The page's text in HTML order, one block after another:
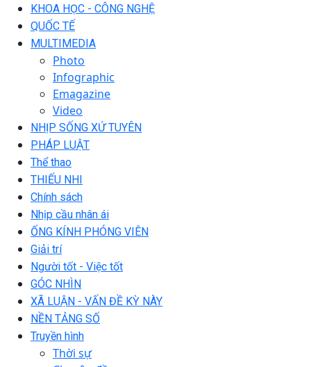
KHOA HỌC - CÔNG NGHỆ
QUỐC TẾ
MULTIMEDIA
Photo
Infographic
Emagazine
Video
NHỊP SỐNG XỨ TUYÊN
PHÁP LUẬT
Thể thao
THIẾU NHI
Chính sách
Nhịp cầu nhân ái
ỐNG KÍNH PHÓNG VIÊN
Giải trí
Người tốt - Việc tốt
GÓC NHÌN
XÃ LUẬN - VẤN ĐỀ KỲ NÀY
NỀN TẢNG SỐ
Truyền hình
Thời sự